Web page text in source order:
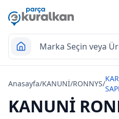
Anasayfa/KANUNİ/RONNYS/
KANUNİ